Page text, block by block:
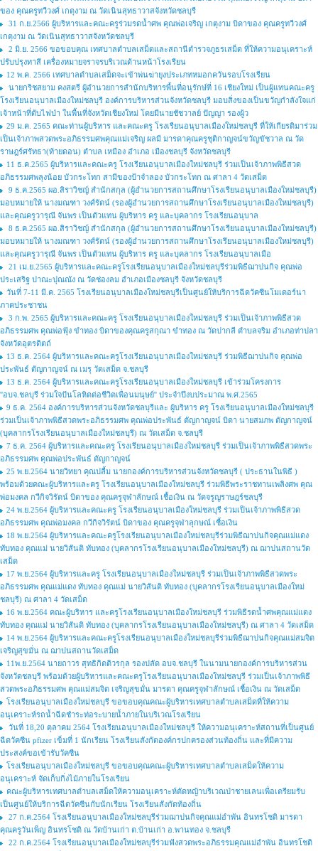
ของ คุณครูทวีวงศ์ เกตุงาม ณ วัดเนินสุทธาวาสจังหวัดชลบุรี
31 ก.ย.2566 ผู้บริหารและคณะครูร่วมรดน้ำศพ คุณพ่อเจริญ เกตุงาม บิดาของ คุณครูทวีวงศ์
เกตุงาม ณ วัดเนินสุทธาวาสจังหวัดชลบุรี
2 มิ.ย. 2566 ขอขอบคุณ เทศบาลตำบลเสม็ดและสถานีตำรวจภูธรเสม็ด ที่ให้ความอนุเคราะห์
ปรับปรุงทาสี เครื่องหมายจราจรบริเวณด้านหน้าโรงเรียน
12 พ.ค. 2566 เทศบาลตำบลเสม็ดจะเข้าพ่นฆ่ายุงประเภทหมอกควันรอบโรงเรียน
นายกริชสยาม คงสตรี ผู้อำนวยการสำนักบริหารพื้นที่อนุรักษ์ที่ 16 เชียงใหม่ เป็นผู้แทนคณะครู
โรงเรียนอนุบาลเมืองใหม่ชลบุรี องค์การบริหารส่วนจังหวัดชลบุรี มอบสิ่งของเป็นขวัญกำลังใจแก่
เจ้าหน้าที่ดับไฟป่า ในพื้นที่จังหวัดเชียงใหม่ โดยมีนายชัชวาลย์ ปัญญา รองผู้ว
29 ม.ค. 2565 คณะท่านผู้บริหาร และคณะครู โรงเรียนอนุบาลเมืองใหม่ชลบุรี ที่ให้เกียรติมาร่วม
เป็นเจ้าภาพสวดพระอภิธรรมศพคุณแม่เจริญ ผลมี มารดาคุณครูชุติกาญจน์ขวัญขัชวาล ณ วัด
ราษฎร์ศรัทธา(ท้ายดอน) ตำบล เหมือง อำเภอ เมืองชลบุรี จังหวัดชลบุรี
11 ธ.ค.2565 ผู้บริหารและคณะครู โรงเรียนอนุบาลเมืองใหม่ชลบุรี ร่วมเป็นเจ้าภาพพิธีสวด
อภิธรรมศพลุงน้อย บัวกระโทก สามีของป้าจำลอง บัวกระโทก ณ ศาลา 4 วัดเสม็ด
9 ธ.ค.2565 ผอ.สิราวิชญ์ สำนักสกุล (ผู้อำนวยการสถานศึกษาโรงเรียนอนุบาลเมืองใหม่ชลบุรี)
มอบหมายให้ นางมณฑา วงศ์รัตน์ (รองผู้อำนวยการสถานศึกษาโรงเรียนอนุบาลเมืองใหม่ชลบุรี)
และคุณครูวารุณี จันพร เป็นตัวแทน ผู้บริหาร ครู และบุคลากร โรงเรียนอนุบาล
8 ธ.ค.2565 ผอ.สิราวิชญ์ สำนักสกุล (ผู้อำนวยการสถานศึกษาโรงเรียนอนุบาลเมืองใหม่ชลบุรี)
มอบหมายให้ นางมณฑา วงศ์รัตน์ (รองผู้อำนวยการสถานศึกษาโรงเรียนอนุบาลเมืองใหม่ชลบุรี)
และคุณครูวารุณี จันพร เป็นตัวแทน ผู้บริหาร ครู และบุคลากร โรงเรียนอนุบาลเมือ
21 เม.ย.2565 ผู้บริหารและคณะครูโรงเรียนอนุบาลเมืองใหม่ชลบุรีร่วมพิธีฌาปนกิจ คุณพ่อ
ประเสริฐ ปาณะปุณณัง ณ วัดช่องลม อำเภอเมืองชลบุรี จังหวัดชลบุรี
วันที่ 7-11 มี.ค. 2565 โรงเรียนอนุบาลเมืองใหม่ชลบุรีเป็นศูนย์ให้บริการฉีดวัคซีนโมเดอร์นา
ภาคประชาชน
3 ก.พ. 2565 ผู้บริหารและคณะครู โรงเรียนอนุบาลเมืองใหม่ชลบุรี ร่วมเป็นเจ้าภาพพิธีสวด
อภิธรรมศพ คุณพ่อฟุ้ง ขำทอง บิดาของคุณครูสกุณา ขำทอง ณ วัดปากลี ตำบลจริม อำเภอท่าปลา
จังหวัดอุตรดิตถ์
13 ธ.ค. 2564 ผู้บริหารและคณะครูโรงเรียนอนุบาลเมืองใหม่ชลบุรี ร่วมพิธีฌาปนกิจ คุณพ่อ
ประพันธ์ ตัญกาญจน์ ณ เมรุ วัดเสม็ด จ.ชลบุรี
13 ธ.ค. 2564 ผู้บริหารและคณะครูโรงเรียนอนุบาลเมืองใหม่ชลบุรี เข้าร่วมโครงการ
''อบจ.ชลบุรี ร่วมใจปันโลหิตต่อชีวิตเพื่อนมนุษย์'' ประจำปีงบประมาณ พ.ศ.2565
9 ธ.ค. 2564 องค์การบริหารส่วนจังหวัดชลบุรีและ ผู้บริหาร ครู โรงเรียนอนุบาลเมืองใหม่ชลบุรี
ร่วมเป็นเจ้าภาพพิธีสวดพระอภิธรรมศพ คุณพ่อประพันธ์ ตัญกาญจน์ บิดา นายสมภพ ตัญกาญจน์
(บุคลากรโรงเรียนอนุบาลเมืองใหม่ชลบุรี) ณ วัดเสม็ด จ.ชลบุรี
7 ธ.ค. 2564 ผู้บริหารและคณะครู โรงเรียนอนุบาลเมืองใหม่ชลบุรี ร่วมเป็นเจ้าภาพพิธีสวดพระ
อภิธรรมศพ คุณพ่อประพันธ์ ตัญกาญจน์
25 พ.ย.2564 นายวิทยา คุณปลื้ม นายกองค์การบริหารส่วนจังหวัดชลบุรี ( ประธานในพิธี )
พร้อมด้วยคณะผู้บริหารและครู โรงเรียนอนุบาลเมืองใหม่ชลบุรี ร่วมพิธีพระราชทานเพลิงศพ คุณ
พ่อมงคล กวีกิจวิรัตน์ บิดาของ คุณครูจุฬาลักษณ์ เชื้อเงิน ณ วัดจรูญราษฎร์ชลบุรี
24 พ.ย.2564 ผู้บริหารและคณะครู โรงเรียนอนุบาลเมืองใหม่ชลบุรี ร่วมเป็นเจ้าภาพพิธีสวด
อภิธรรมศพ คุณพ่อมงคล กวีกิจวิรัตน์ บิดาของ คุณครูจุฬาลุกษณ์ เชื้อเงิน
18 พ.ย.2564 ผู้บริหารและคณะครูโรงเรียนอนุบาลเมืองใหม่ชลบุรีร่วมพิธีฌาปนกิจคุณแม่แดง
ทับทอง คุณแม่ นายวิสันติ ทับทอง (บุคลากรโรงเรียนอนุบาลเมืองใหม่ชลบุรี) ณ ฌาปนสถานวัด
เสม็ด
17 พ.ย.2564 ผู้บริหารและครู โรงเรียนอนุบาลเมืองใหม่ชลบุรี ร่วมเป็นเจ้าภาพพิธีสวดพระ
อภิธรรมศพ คุณแม่แดง ทับทอง คุณแม่ นายวิสันติ ทับทอง (บุคลากรโรงเรียนอนุบาลเมืองใหม่
ชลบุรี) ณ ศาลา 4 วัดเสม็ด
16 พ.ย.2564 คณะผู้บริหาร และครูโรงเรียนอนุบาลเมืองใหม่ชลบุรี ร่วมพิธีรดน้ำศพคุณแม่แดง
ทับทอง คุณแม่ นายวิสันติ ทับทอง (บุคลากรโรงเรียนอนุบาลเมืองใหม่ชลบุรี) ณ ศาลา 4 วัดเสม็ด
14 พ.ย.2564 ผู้บริหารและคณะครูโรงเรียนอนุบาลเมืองใหม่ชลบุรีร่วมพิธีฌาปนกิจคุณแม่สมจิต
เจริญสุขมั่น ณ ฌาปนสถานวัดเสม็ด
11พ.ย.2564 นายถาวร สุทธิกิตติวรกุล รองปลัด อบจ.ชลบุรี ในนามนายกองค์การบริหารส่วน
จังหวัดชลบุรี พร้อมด้วยผู้บริหารและคณะครูโรงเรียนอนุบาลเมืองใหม่ชลบุรี ร่วมเป็นเจ้าภาพพิธี
สวดพระอภิธรรมศพ คุณแม่สมจิต เจริญสุขมั่น มารดา คุณครูจุฬาลักษณ์ เชื้อเงิน ณ วัดเสม็ด
โรงเรียนอนุบาลเมืองใหม่ชลบุรี ขอขอบคุณคณะผู้บริหารเทศบาลตำบลเสม็ดที่ให้ความ
อนุเคราะห์รถน้ำฉีดชำระท่อระบายน้ำภายในบริเวณโรงเรียน
วันที่ 18,20 ตุลาคม 2564 โรงเรียนอนุบาลเมืองใหม่ชลบุรี ให้ความอนุเคราะห์สถานที่เป็นศูนย์
ฉีดวัคซีน pfizer เข็มที่ 1 นักเรียน โรงเรียนสังกัดองค์กรปกครองส่วนท้องถิ่น และที่มีความ
ประสงค์ขอเข้ารับวัคซีน
โรงเรียนอนุบาลเมืองใหม่ชลบุรี ขอขอบคุณคณะผู้บริหารเทศบาลตำบลเสม็ดให้ความ
อนุเคราะห์ จัดเก็บกิ่งไม้ภายในโรงเรียน
คณะผู้บริหารเทศบาลตำบลเสม็ดให้ความอนุเคราะห์ตัดหญ้าบริเวณป่าชายเลนเพื่อเตรียมรับ
เป็นศูนย์ให้บริการฉีดวัคซีนกับนักเรียน โรงเรียนสังกัดท้องถิ่น
27 ก.ค.2564 โรงเรียนอนุบาลเมืองใหม่ชลบุรีร่วมฌาปนกิจคุณแม่อำพัน อินทรโชติ มารดา
คุณครูวันเพ็ญ อินทรโชติ ณ วัดบ้านเก่า ต.บ้านเก่า อ.พานทอง จ.ชลบุรี
22 ก.ค.2564 โรงเรียนอนุบาลเมืองใหม่ชลบุรีร่วมฟังสวดพระอภิธรรมคุณแม่อำพัน อินทรโชติ